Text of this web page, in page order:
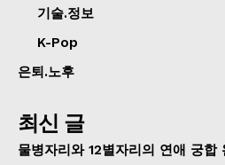
기술.정보
K-Pop
은퇴.노후
최신 글
물병자리와 12별자리의 연애 궁합